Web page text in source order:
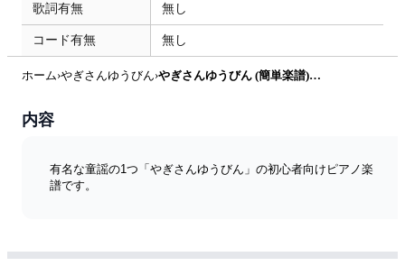
歌詞有無 無し
コード有無 無し
ホーム›やぎさんゆうびん› やぎさんゆうびん (簡単楽譜) by ピアノ塾
内容
有名な童謡の1つ「やぎさんゆうびん」の初心者向けピアノ楽
譜です。